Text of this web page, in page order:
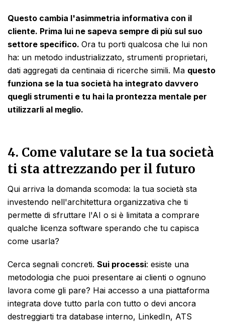
Questo cambia l'asimmetria informativa con il
cliente. Prima lui ne sapeva sempre di più sul suo
settore specifico. Ora tu porti qualcosa che lui non
ha: un metodo industrializzato, strumenti proprietari,
dati aggregati da centinaia di ricerche simili. Ma questo
funziona se la tua società ha integrato davvero
quegli strumenti e tu hai la prontezza mentale per
utilizzarli al meglio.
4. Come valutare se la tua società
ti sta attrezzando per il futuro
Qui arriva la domanda scomoda: la tua società sta
investendo nell'architettura organizzativa che ti
permette di sfruttare l'AI o si è limitata a comprare
qualche licenza software sperando che tu capisca
come usarla?
Cerca segnali concreti. Sui processi: esiste una
metodologia che puoi presentare ai clienti o ognuno
lavora come gli pare? Hai accesso a una piattaforma
integrata dove tutto parla con tutto o devi ancora
destreggiarti tra database interno, LinkedIn, ATS